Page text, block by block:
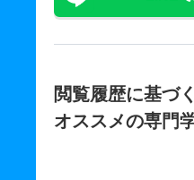
閲覧履歴に基づく
オススメの専門